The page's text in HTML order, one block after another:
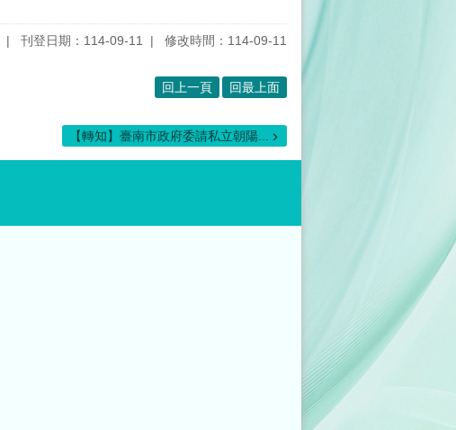
刊登日期：114-09-11 修改時間：114-09-11
回上一頁 回最上面
【轉知】臺南市政府委請私立朝陽...